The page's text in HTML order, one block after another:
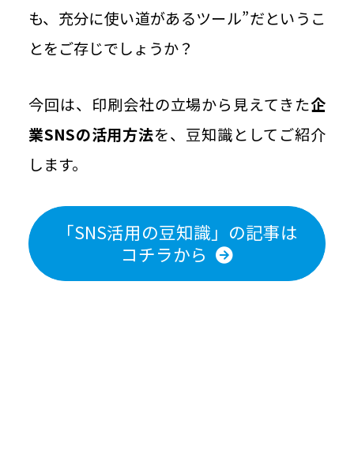
も、充分に使い道があるツール”だというこ
とをご存じでしょうか？
今回は、印刷会社の立場から見えてきた企
業SNSの活用方法を、豆知識としてご紹介
します。
「SNS活用の豆知識」の記事は
コチラから